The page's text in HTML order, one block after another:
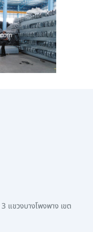
แขวงบางโพงพาง เขต